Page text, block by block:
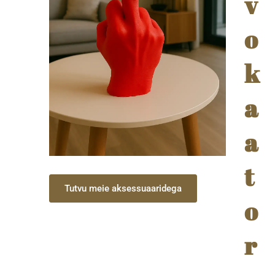
Tutvu meie aksessuaaridega
o
k
a
a
t
o
r